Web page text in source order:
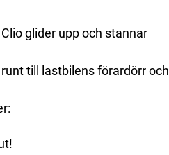
glider upp och stannar
till lastbilens förardörr och